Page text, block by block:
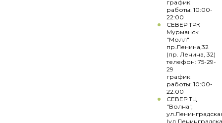
график
работы: 10:00-
22:00
СЕВЕР ТРК
Мурманск
"Молл"
пр.Ленина,32
(пр. Ленина, 32)
телефон: 75-29-
29
график
работы: 10:00-
22:00
СЕВЕР ТЦ
"Волна",